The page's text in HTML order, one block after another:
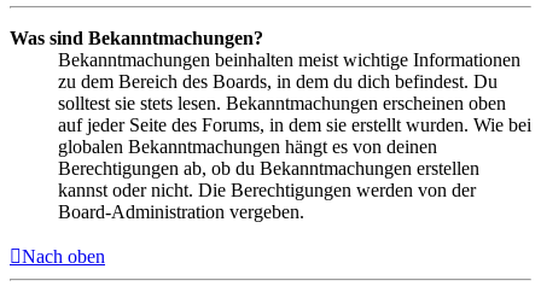
Was sind Bekanntmachungen?
Bekanntmachungen beinhalten meist wichtige Informationen
zu dem Bereich des Boards, in dem du dich befindest. Du
solltest sie stets lesen. Bekanntmachungen erscheinen oben
auf jeder Seite des Forums, in dem sie erstellt wurden. Wie bei
globalen Bekanntmachungen hängt es von deinen
Berechtigungen ab, ob du Bekanntmachungen erstellen
kannst oder nicht. Die Berechtigungen werden von der
Board-Administration vergeben.
Nach oben